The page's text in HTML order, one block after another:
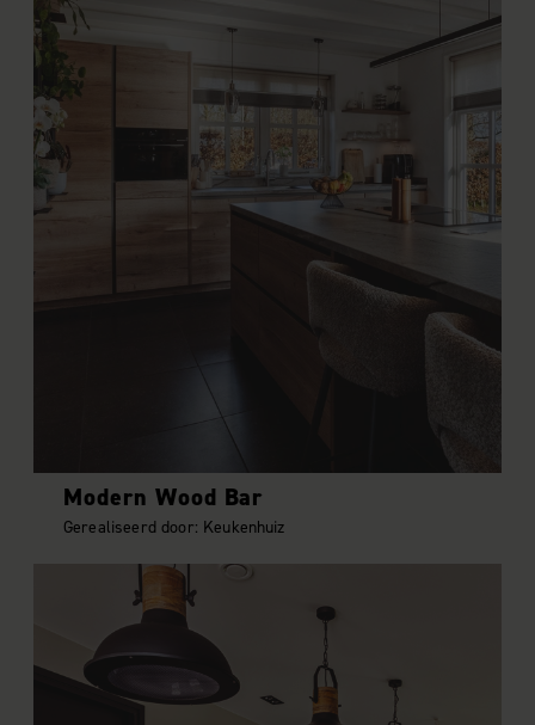
Modern Wood Bar
Gerealiseerd door: Keukenhuiz